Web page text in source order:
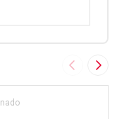
Imagem
FAVORITOS